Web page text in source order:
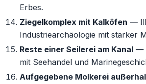
Erbes.
Ziegelkomplex mit Kalköfen —
Industriearchäologie mit starker
Reste einer Seilerei am Kanal —
mit Seehandel und
Aufgegebene Molkerei